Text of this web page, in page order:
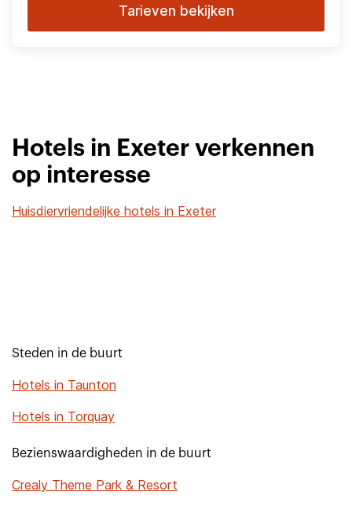
Tarieven bekijken
Hotels in Exeter verkennen
op interesse
Huisdiervriendelijke hotels in Exeter
Steden in de buurt
Hotels in Taunton
Hotels in Torquay
Bezienswaardigheden in de buurt
Crealy Theme Park & Resort